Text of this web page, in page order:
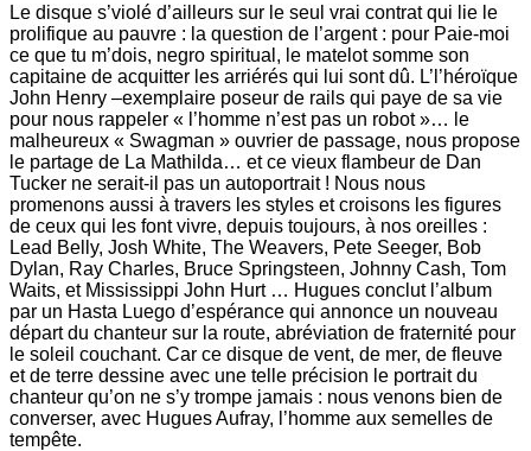
Le disque s’violé d’ailleurs sur le seul vrai contrat qui lie le
prolifique au pauvre : la question de l’argent : pour Paie-moi
ce que tu m’dois, negro spiritual, le matelot somme son
capitaine de acquitter les arriérés qui lui sont dû. L’l’héroïque
John Henry –exemplaire poseur de rails qui paye de sa vie
pour nous rappeler « l’homme n’est pas un robot »… le
malheureux « Swagman » ouvrier de passage, nous propose
le partage de La Mathilda… et ce vieux flambeur de Dan
Tucker ne serait-il pas un autoportrait ! Nous nous
promenons aussi à travers les styles et croisons les figures
de ceux qui les font vivre, depuis toujours, à nos oreilles :
Lead Belly, Josh White, The Weavers, Pete Seeger, Bob
Dylan, Ray Charles, Bruce Springsteen, Johnny Cash, Tom
Waits, et Mississippi John Hurt … Hugues conclut l’album
par un Hasta Luego d’espérance qui annonce un nouveau
départ du chanteur sur la route, abréviation de fraternité pour
le soleil couchant. Car ce disque de vent, de mer, de fleuve
et de terre dessine avec une telle précision le portrait du
chanteur qu’on ne s’y trompe jamais : nous venons bien de
converser, avec Hugues Aufray, l’homme aux semelles de
tempête.